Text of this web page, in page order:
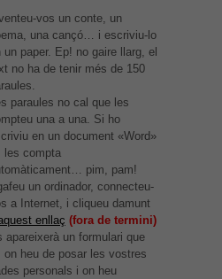
vos un conte, un
una cançó… i escriviu-lo
un paper. Ep! no gaire llarg, el
no ha de tenir més de 150
paraules no cal que les
una a una. Si ho
en un document «Word»
les compta
pim, pam!
un ordinador, connecteu-
a Internet, i cliqueu damunt
enllaç (fora de termini)
apareixerà un formulari que
on heu de posar les vostres
personals i on heu